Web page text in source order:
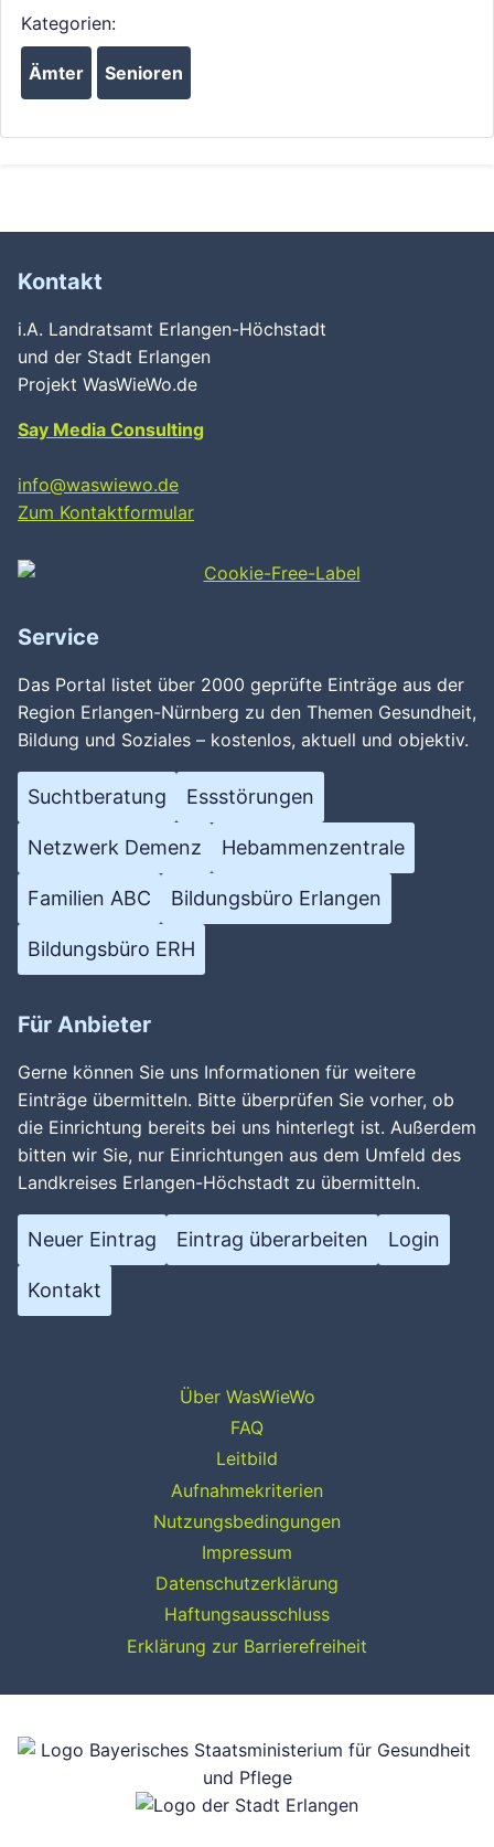
Kategorien:
Ämter Senioren
Kontakt
i.A. Landratsamt Erlangen-Höchstadt
und der Stadt Erlangen
Projekt WasWieWo.de
Say Media Consulting
info@waswiewo.de
Zum Kontaktformular
Service
Das Portal listet über 2000 geprüfte Einträge aus der
Region Erlangen-Nürnberg zu den Themen Gesundheit,
Bildung und Soziales – kostenlos, aktuell und objektiv.
Suchtberatung Essstörungen
Netzwerk Demenz Hebammenzentrale
Familien ABC Bildungsbüro Erlangen
Bildungsbüro ERH
Für Anbieter
Gerne können Sie uns Informationen für weitere
Einträge übermitteln. Bitte überprüfen Sie vorher, ob
die Einrichtung bereits bei uns hinterlegt ist. Außerdem
bitten wir Sie, nur Einrichtungen aus dem Umfeld des
Landkreises Erlangen-Höchstadt zu übermitteln.
Neuer Eintrag Eintrag überarbeiten Login
Kontakt
Über WasWieWo
FAQ
Leitbild
Aufnahmekriterien
Nutzungsbedingungen
Impressum
Datenschutzerklärung
Haftungsausschluss
Erklärung zur Barrierefreiheit